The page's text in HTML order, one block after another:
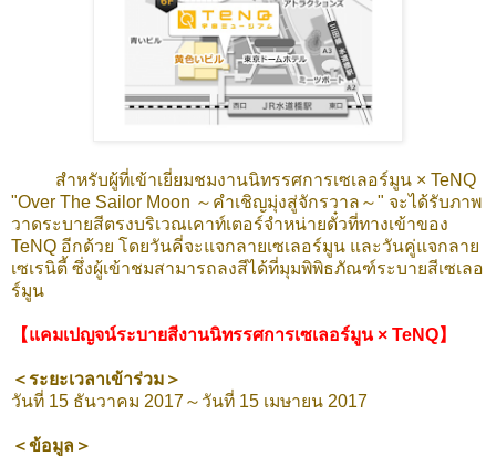
สำหรับผู้ที่เข้าเยี่ยมชมงานนิทรรศการเซเลอร์มูน × TeNQ
"Over The Sailor Moon ～คำเชิญมุ่งสู่จักรวาล～" จะได้รับภาพ
วาดระบายสีตรงบริเวณเคาท์เตอร์จำหน่ายตั๋วที่ทางเข้าของ
TeNQ อีกด้วย โดยวันคี่จะแจกลายเซเลอร์มูน และวันคู่แจกลาย
เซเรนิตี้ ซึ่งผู้เข้าชมสามารถลงสีได้ที่มุมพิพิธภัณฑ์ระบายสีเซเลอ
ร์มูน
【แคมเปญจน์ระบายสีงานนิทรรศการเซเลอร์มูน × TeNQ】
＜ระยะเวลาเข้าร่วม＞
วันที่ 15 ธันวาคม 2017～วันที่ 15 เมษายน 2017
＜ข้อมูล＞